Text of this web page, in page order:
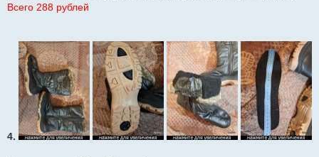
Всего 288 рублей
4.